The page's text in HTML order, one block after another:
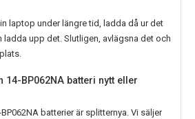
laptop under längre tid, ladda då ur det
ladda upp det. Slutligen, avlägsna det och
14-BP062NA batteri nytt eller
batterier är splitternya. Vi säljer